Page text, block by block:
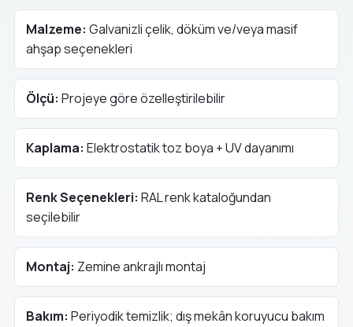
Malzeme: Galvanizli çelik, döküm ve/veya masif
ahşap seçenekleri
Ölçü: Projeye göre özelleştirilebilir
Kaplama: Elektrostatik toz boya + UV dayanımı
Renk Seçenekleri: RAL renk kataloğundan
seçilebilir
Montaj: Zemine ankrajlı montaj
Bakım: Periyodik temizlik; dış mekân koruyucu bakım